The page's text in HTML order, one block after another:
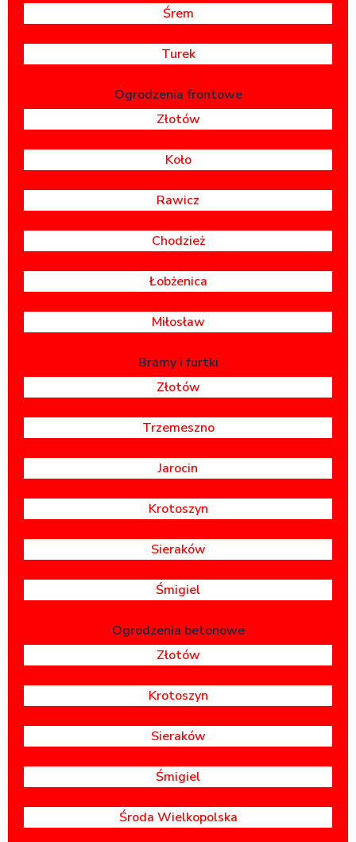
Śrem
Turek
Ogrodzenia frontowe
Złotów
Koło
Rawicz
Chodzież
Łobżenica
Miłosław
Bramy i furtki
Złotów
Trzemeszno
Jarocin
Krotoszyn
Sieraków
Śmigiel
Ogrodzenia betonowe
Złotów
Krotoszyn
Sieraków
Śmigiel
Środa Wielkopolska